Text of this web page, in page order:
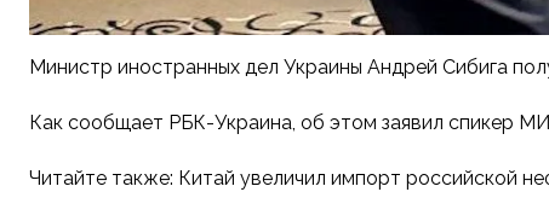
Министр иностранных дел Украины Андрей Сибига
Как сообщает РБК-Украина, об этом заявил спикер
Читайте также: Китай увеличил импорт российской